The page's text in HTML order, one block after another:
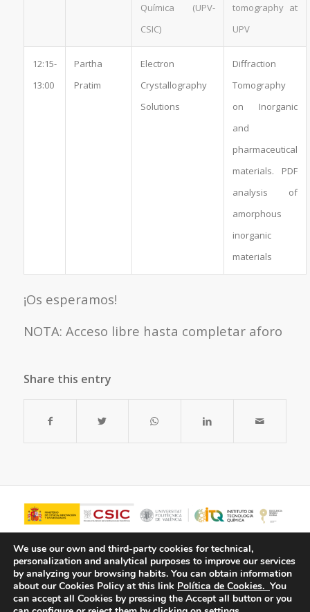
Química (UPV-
CSIC)
tomography at
UPV
12:15-
13:00
Partha
Pratim
Electron
Crystallography
Solutions
Diffraction
Tomography
on Inorganic
and
pharmaceutical
materials. PDF
analysis of
amorphous
inorganic
materials
¡Os esperamos!
NOTA: Acceso libre hasta completar aforo
Share this entry
We use our own and third-party cookies for technical,
personalization and analytical purposes to improve our services
by analyzing your browsing habits. You can obtain information
about our Cookies Policy at this link Política de Cookies. You
can accept all Cookies by pressing the Accept all button or you